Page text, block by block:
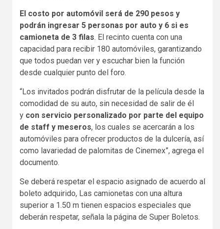
El costo por automóvil será de 290 pesos y
podrán ingresar 5 personas por auto y 6 si es
camioneta de 3 filas. El recinto cuenta con una
capacidad para recibir 180 automóviles, garantizando
que todos puedan ver y escuchar bien la función
desde cualquier punto del foro.
“Los invitados podrán disfrutar de la película desde la
comodidad de su auto, sin necesidad de salir de él
y con servicio personalizado por parte del equipo
de staff y meseros, los cuales se acercarán a los
automóviles para ofrecer productos de la dulcería, así
como lavariedad de palomitas de Cinemex”, agrega el
documento.
Se deberá respetar el espacio asignado de acuerdo al
boleto adquirido, Las camionetas con una altura
superior a 1.50 m tienen espacios especiales que
deberán respetar, señala la página de Super Boletos.